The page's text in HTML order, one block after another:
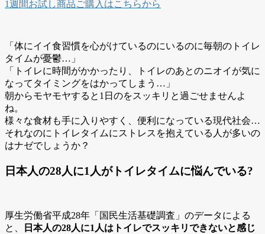
1週間お試し商品ご購入はこちらから
「体にイイ食習慣を心がけているのにいるのに毎朝のトイレ
タイムが憂鬱…」
「トイレに時間がかかったり、トイレのあとのニオイが気に
なってタイミングをはかってしまう…」
朝からモヤモヤすると1日のをスッキリと過ごせませんよ
ね。
様々な食材も手に入りやすく、便利になっている現代社会…
それなのにトイレタイムにストレスを抱えている人が多いの
はナゼでしょうか？
日本人の28人に1人がトイレタイムに悩んでいる?
厚生労働省平成28年「国民生活基礎調査」のデータによる
と、
日本人の28人に1人はトイレでスッキリできないと感じ